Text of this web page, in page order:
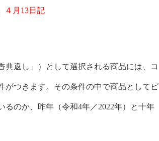
４月13日記
返し」）として選択される商品には、コ
がつきます。その条件の中で商品としてピ
のか、昨年（令和4年／2022年）と十年